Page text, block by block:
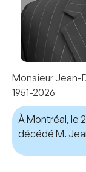
Monsieur Jean-
1951-2026
À Montréal, le
décédé M.